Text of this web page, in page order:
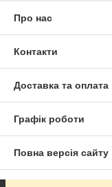
Про нас
Контакти
Доставка та оплата
Графік роботи
Повна версія сайту